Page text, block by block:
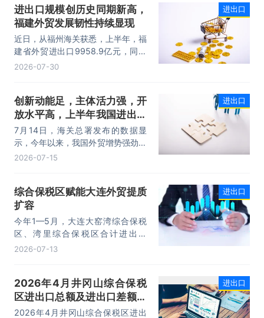
品为代表的高附加值产品出口占比显
著提升，成为外贸提质增效的核心引
擎，为加快建设贸易强国注入了强劲
动力。
进出口规模创历史同期新高，
福建外贸发展韧性持续显现
近日，从福州海关获悉，上半年，福
建省外贸进出口9958.9亿元，同比
增长8.2%。其中，出口5740.1亿
进口规模均创历史同期新高，外贸运
行呈现“稳中有进，进中提质”的良好
态势。
2026-07-30
进出口
创新动能足，主体活力强，开
放水平高，上半年我国进出口
规模首次突破25万亿元
7月14日，海关总署发布的数据显
示，今年以来，我国外贸增势强劲、
走势稳健。据海关统计，今年上半
14.73万亿元，增长13.4%，进口
10.74万亿元，增长22.1%。
2026-07-15
进出口
综合保税区赋能大连外贸提质
扩容
今年1—5月，大连大窑湾综合保税
区、湾里综合保税区合计进出口
332.22亿元，同比增长21%，占大
台。
2026-07-13
进出口
2026年4月井冈山综合保税
区进出口总额及进出口差额统
计分析
2026年4月井冈山综合保税区进出
进出口